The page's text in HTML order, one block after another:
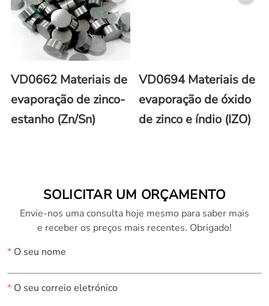
VD0662 Materiais de
evaporação de zinco-
estanho (Zn/Sn)
VD0694 Materiais de
evaporação de óxido
de zinco e índio (IZO)
SOLICITAR UM ORÇAMENTO
Envie-nos uma consulta hoje mesmo para saber mais
e receber os preços mais recentes. Obrigado!
*O seu nome
*O seu correio eletrónico